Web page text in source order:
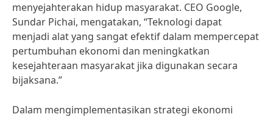
menyejahterakan hidup masyarakat. CEO Google,
Sundar Pichai, mengatakan, “Teknologi dapat
menjadi alat yang sangat efektif dalam mempercepat
pertumbuhan ekonomi dan meningkatkan
kesejahteraan masyarakat jika digunakan secara
bijaksana.”
Dalam mengimplementasikan strategi ekonomi